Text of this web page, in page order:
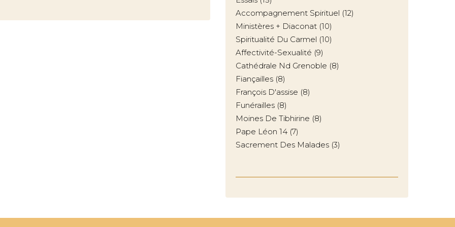
Accompagnement Spirituel (12)
Ministères + Diaconat (10)
Spiritualité Du Carmel (10)
Affectivité-Sexualité (9)
Cathédrale Nd Grenoble (8)
Fiançailles (8)
François D'assise (8)
Funérailles (8)
Moines De Tibhirine (8)
Pape Léon 14 (7)
Sacrement Des Malades (3)